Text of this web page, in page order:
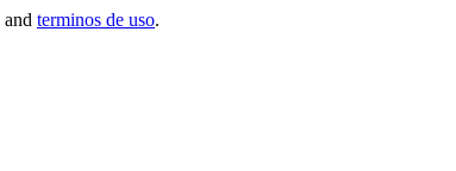
and terminos de uso.